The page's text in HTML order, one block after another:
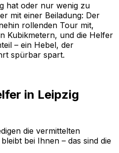
hat oder nur wenig zu
mit einer Beiladung: Der
rollenden Tour mit,
Kubikmetern, und die Helfer
– ein Hebel, der
spürbar spart.
in Leipzig
die vermittelten
bei Ihnen – das sind die